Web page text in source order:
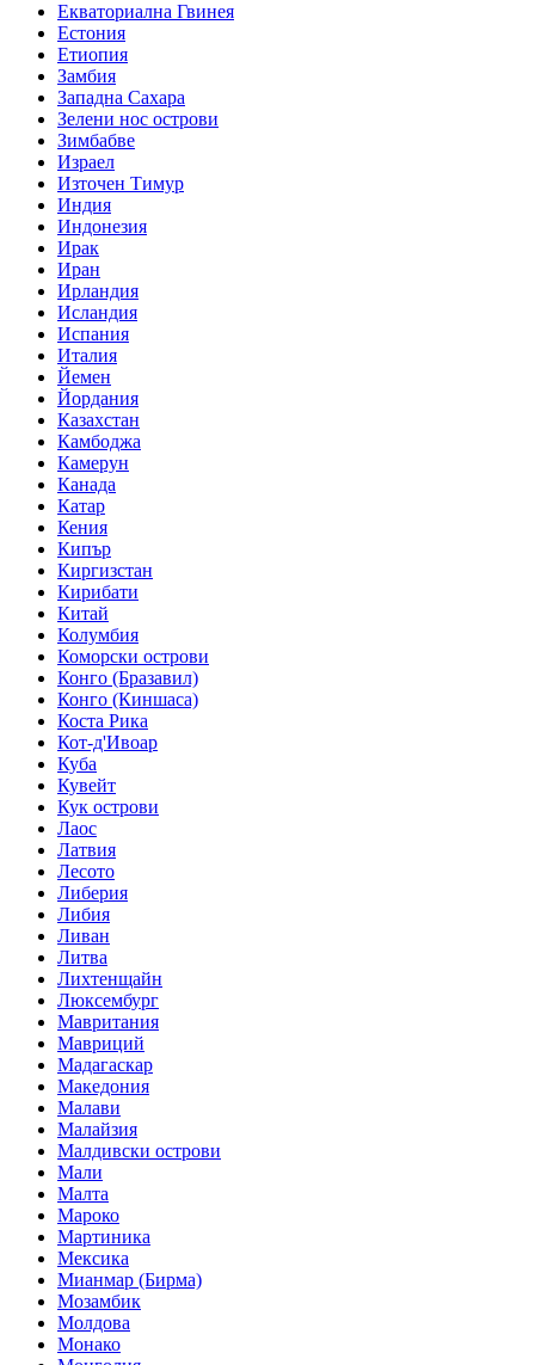
Екваториална Гвинея
Естония
Етиопия
Замбия
Западна Сахара
Зелени нос острови
Зимбабве
Израел
Източен Тимур
Индия
Индонезия
Ирак
Иран
Ирландия
Исландия
Испания
Италия
Йемен
Йордания
Казахстан
Камбоджа
Камерун
Канада
Катар
Кения
Кипър
Киргизстан
Кирибати
Китай
Колумбия
Коморски острови
Конго (Бразавил)
Конго (Киншаса)
Коста Рика
Кот-д'Ивоар
Куба
Кувейт
Кук острови
Лаос
Латвия
Лесото
Либерия
Либия
Ливан
Литва
Лихтенщайн
Люксембург
Мавритания
Мавриций
Мадагаскар
Македония
Малави
Малайзия
Малдивски острови
Мали
Малта
Мароко
Мартиника
Мексика
Мианмар (Бирма)
Мозамбик
Молдова
Монако